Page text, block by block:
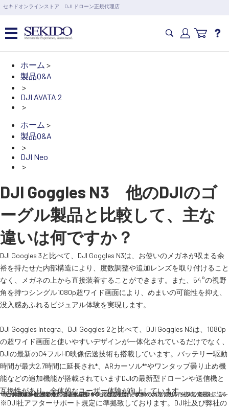
セキドオンラインストア DJI ドローン正規代理店
営業日の15時まで即日出荷
6,000円以上のご購入で送料無料！ポイント1%還元 >>
カメラドローン・生活家電
カメラ・スタビライザー
業務用ドローン・業務関連製品
水中ドローン(ROV)・水中スクーター
RC・ロボット部品
講習会･国家資格･WEBセミナー
スペシャルコンテンツ
サポート・Q&A / 法人・学生のお客様
SEKIDO
コーポレートサイト
ホーム >
製品Q&A
>
DJI AVATA 2
>
ホーム >
製品Q&A
>
DJI Neo
>
DJI Goggles N3 他のDJIのゴ
ーグル製品と比較して、主な
違いは何ですか？
DJI Googles 3と比べて、DJI Goggles N3は、お使いのメガネが収まる余
裕を持たせた内部構造により、度数調整や追加レンズを取り付けること
なく、メガネの上から直接装着することができます。また、54°の視野
角を持つシングル1080p超ワイド画面により、めまいの可能性を抑え、
没入感あふれるビジュアル体験を実現します。
DJI Goggles Integra、DJI Goggles 2と比べて、DJI Goggles N3は、1080p
の超ワイド画面と使いやすいデザインが一体化されているだけでなく、
DJIの最新のO4フルHD映像伝送技術も搭載しています。バッテリー駆動
時間が最大2.7時間に延長され*、ARカーソル**やワンタップ曇り止め機
能などの追加機能が搭載されていますDJIの最新型ドローンや送信機と
互換性があり、全体的なユーザー体験が向上しています。
*最大駆動時間2.7時間は、周囲温度25℃、画面輝度6、DJI Avata 2の機体に接続、映像伝送を1080p/100fpsに設定、ヘッドトラッキングオフ、ゴーグルのバッテリーをフル充電し、スマートフォンなどの外部機器に電源を供給していない状態で測定したデータです。
** この機能を使用するには、DJI RC Motion 3が必要です。
※DJI社アフターサポート規定に準拠致しております。DJI社及び弊社の